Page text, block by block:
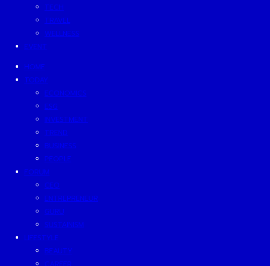
TECH
TRAVEL
WELLNESS
EVENT
HOME
TODAY
ECONOMICS
ESG
INVESTMENT
TREND
BUSINESS
PEOPLE
FORUM
CEO
ENTREPRENEUR
GURU
SUSTAINISM
LIFESTYLE
BEAUTY